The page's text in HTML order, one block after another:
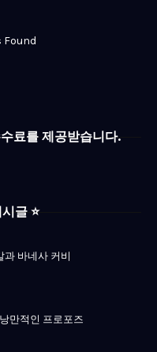
Found
료를 제공받습니다.
글 ⭐️
과 바네사 커비
만적인 프로포즈